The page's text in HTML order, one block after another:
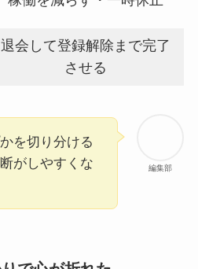
退会して登録解除まで完了
させる
編集部
を切り分ける
がしやすくな